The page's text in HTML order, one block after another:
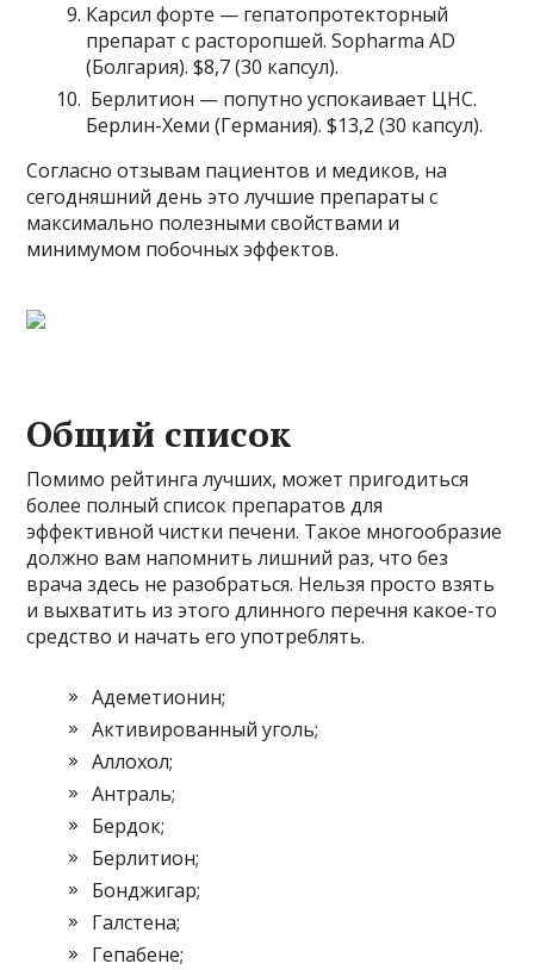
Карсил форте — гепатопротекторный
препарат с расторопшей. Sopharma AD
(Болгария). $8,7 (30 капсул).
Берлитион — попутно успокаивает ЦНС.
Берлин-Хеми (Германия). $13,2 (30 капсул).
Согласно отзывам пациентов и медиков, на
сегодняшний день это лучшие препараты с
максимально полезными свойствами и
минимумом побочных эффектов.
Общий список
Помимо рейтинга лучших, может пригодиться
более полный список препаратов для
эффективной чистки печени. Такое многообразие
должно вам напомнить лишний раз, что без
врача здесь не разобраться. Нельзя просто взять
и выхватить из этого длинного перечня какое-то
средство и начать его употреблять.
Адеметионин;
Активированный уголь;
Аллохол;
Антраль;
Бердок;
Берлитион;
Бонджигар;
Галстена;
Гепабене;